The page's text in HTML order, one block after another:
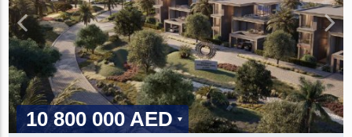
10 800 000 AED